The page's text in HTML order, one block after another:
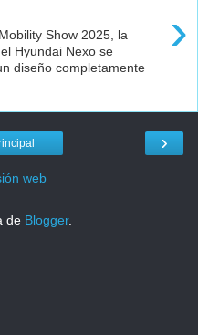
›
Show 2025, la
Hyundai Nexo se
diseño completamente
›
web
de Blogger.